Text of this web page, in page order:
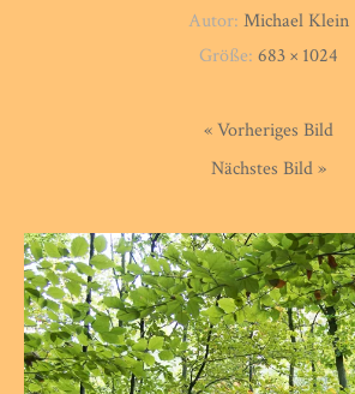
Autor: Michael Klein
Größe: 683 × 1024
« Vorheriges Bild
Nächstes Bild »